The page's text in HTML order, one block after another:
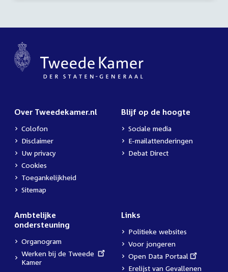
Over Tweedekamer.nl
Colofon
Disclaimer
Uw privacy
Cookies
Toegankelijkheid
Sitemap
Blijf op de hoogte
Sociale media
E-mailattenderingen
Debat Direct
Ambtelijke
ondersteuning
Organogram
External
link:
Werken bij de Tweede
Kamer
Links
Politieke websites
Voor jongeren
External
link:
Open Data Portaal
Erelijst van Gevallenen